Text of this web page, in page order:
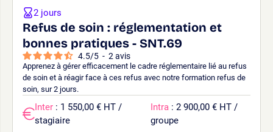
Refus de soin : réglementation et
bonnes pratiques - SNT.69
4.5/5 - 2 avis
Apprenez à gérer efficacement le cadre réglementaire lié au refus
de soin et à réagir face à ces refus avec notre formation refus de
soin, sur 2 jours.
2 jours
Inter : 1 550,00 € HT /
stagiaire
Intra : 2 900,00 € HT /
groupe